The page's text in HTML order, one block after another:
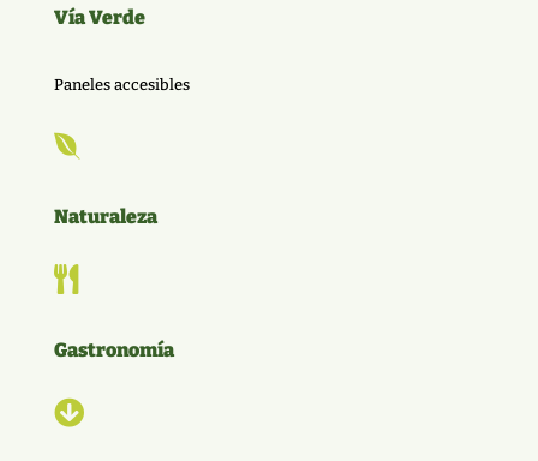
Vía Verde
Paneles accesibles

Naturaleza

Gastronomía
